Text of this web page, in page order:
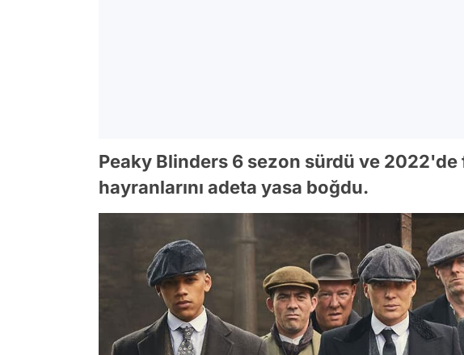
Peaky Blinders 6 sezon sürdü ve
hayranlarını adeta yasa boğdu.